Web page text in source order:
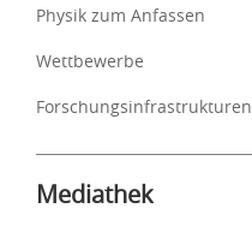
Physik zum Anfassen
Wettbewerbe
Forschungsinfrastrukturen
Mediathek